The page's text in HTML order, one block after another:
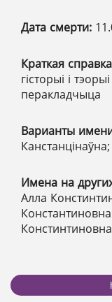
Дата смерти:
Краткая
гісторыі і
перакладчыца
Варианты
Имена на
Алла